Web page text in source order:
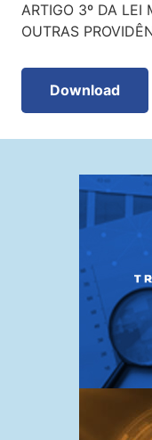
ARTIGO 3º DA LEI
OUTRAS
Download